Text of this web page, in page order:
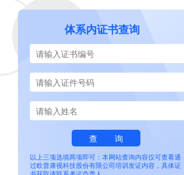
体系内证书查询
查 询
以上三项选填两项即可：本网站查询内容仅可查看通
过欧普康视科技股份有限公司培训发证内容，具体证
书获取请联系考证负责人。